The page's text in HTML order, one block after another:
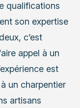
qualifications
son expertise
c’est
appel à un
est
un charpentier
artisans